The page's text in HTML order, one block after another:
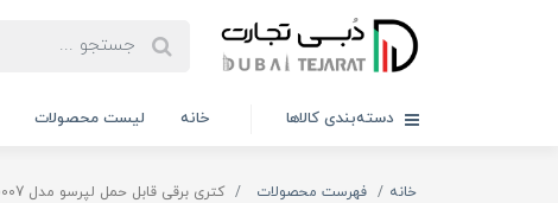
دسته‌بندی کالاها خانه لیست محصولات
خانه فهرست محصولات کتری برقی قابل حمل لپرسو مدل LPCFFM0007